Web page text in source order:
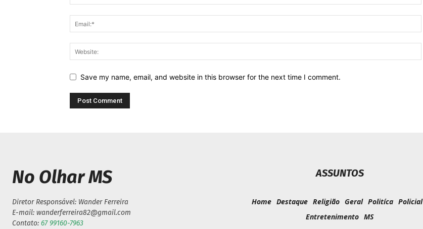
Save my name, email, and website in this browser for the next time I comment.
No Olhar MS
Diretor Responsável: Wander Ferreira
E-mail: wanderferreira82@gmail.com
Contato: 67 99160-7963
ASSUNTOS
Home Destaque Religião Geral Politíca Policial
Entretenimento MS